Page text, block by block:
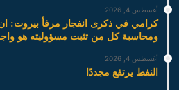
أغسطس 4, 2026
كرامي في ذكرى انفجار مرفأ بيروت:
ومحاسبة كل من تثبت مسؤوليته هو
أغسطس 4, 2026
النفط يرتفع مجددًا